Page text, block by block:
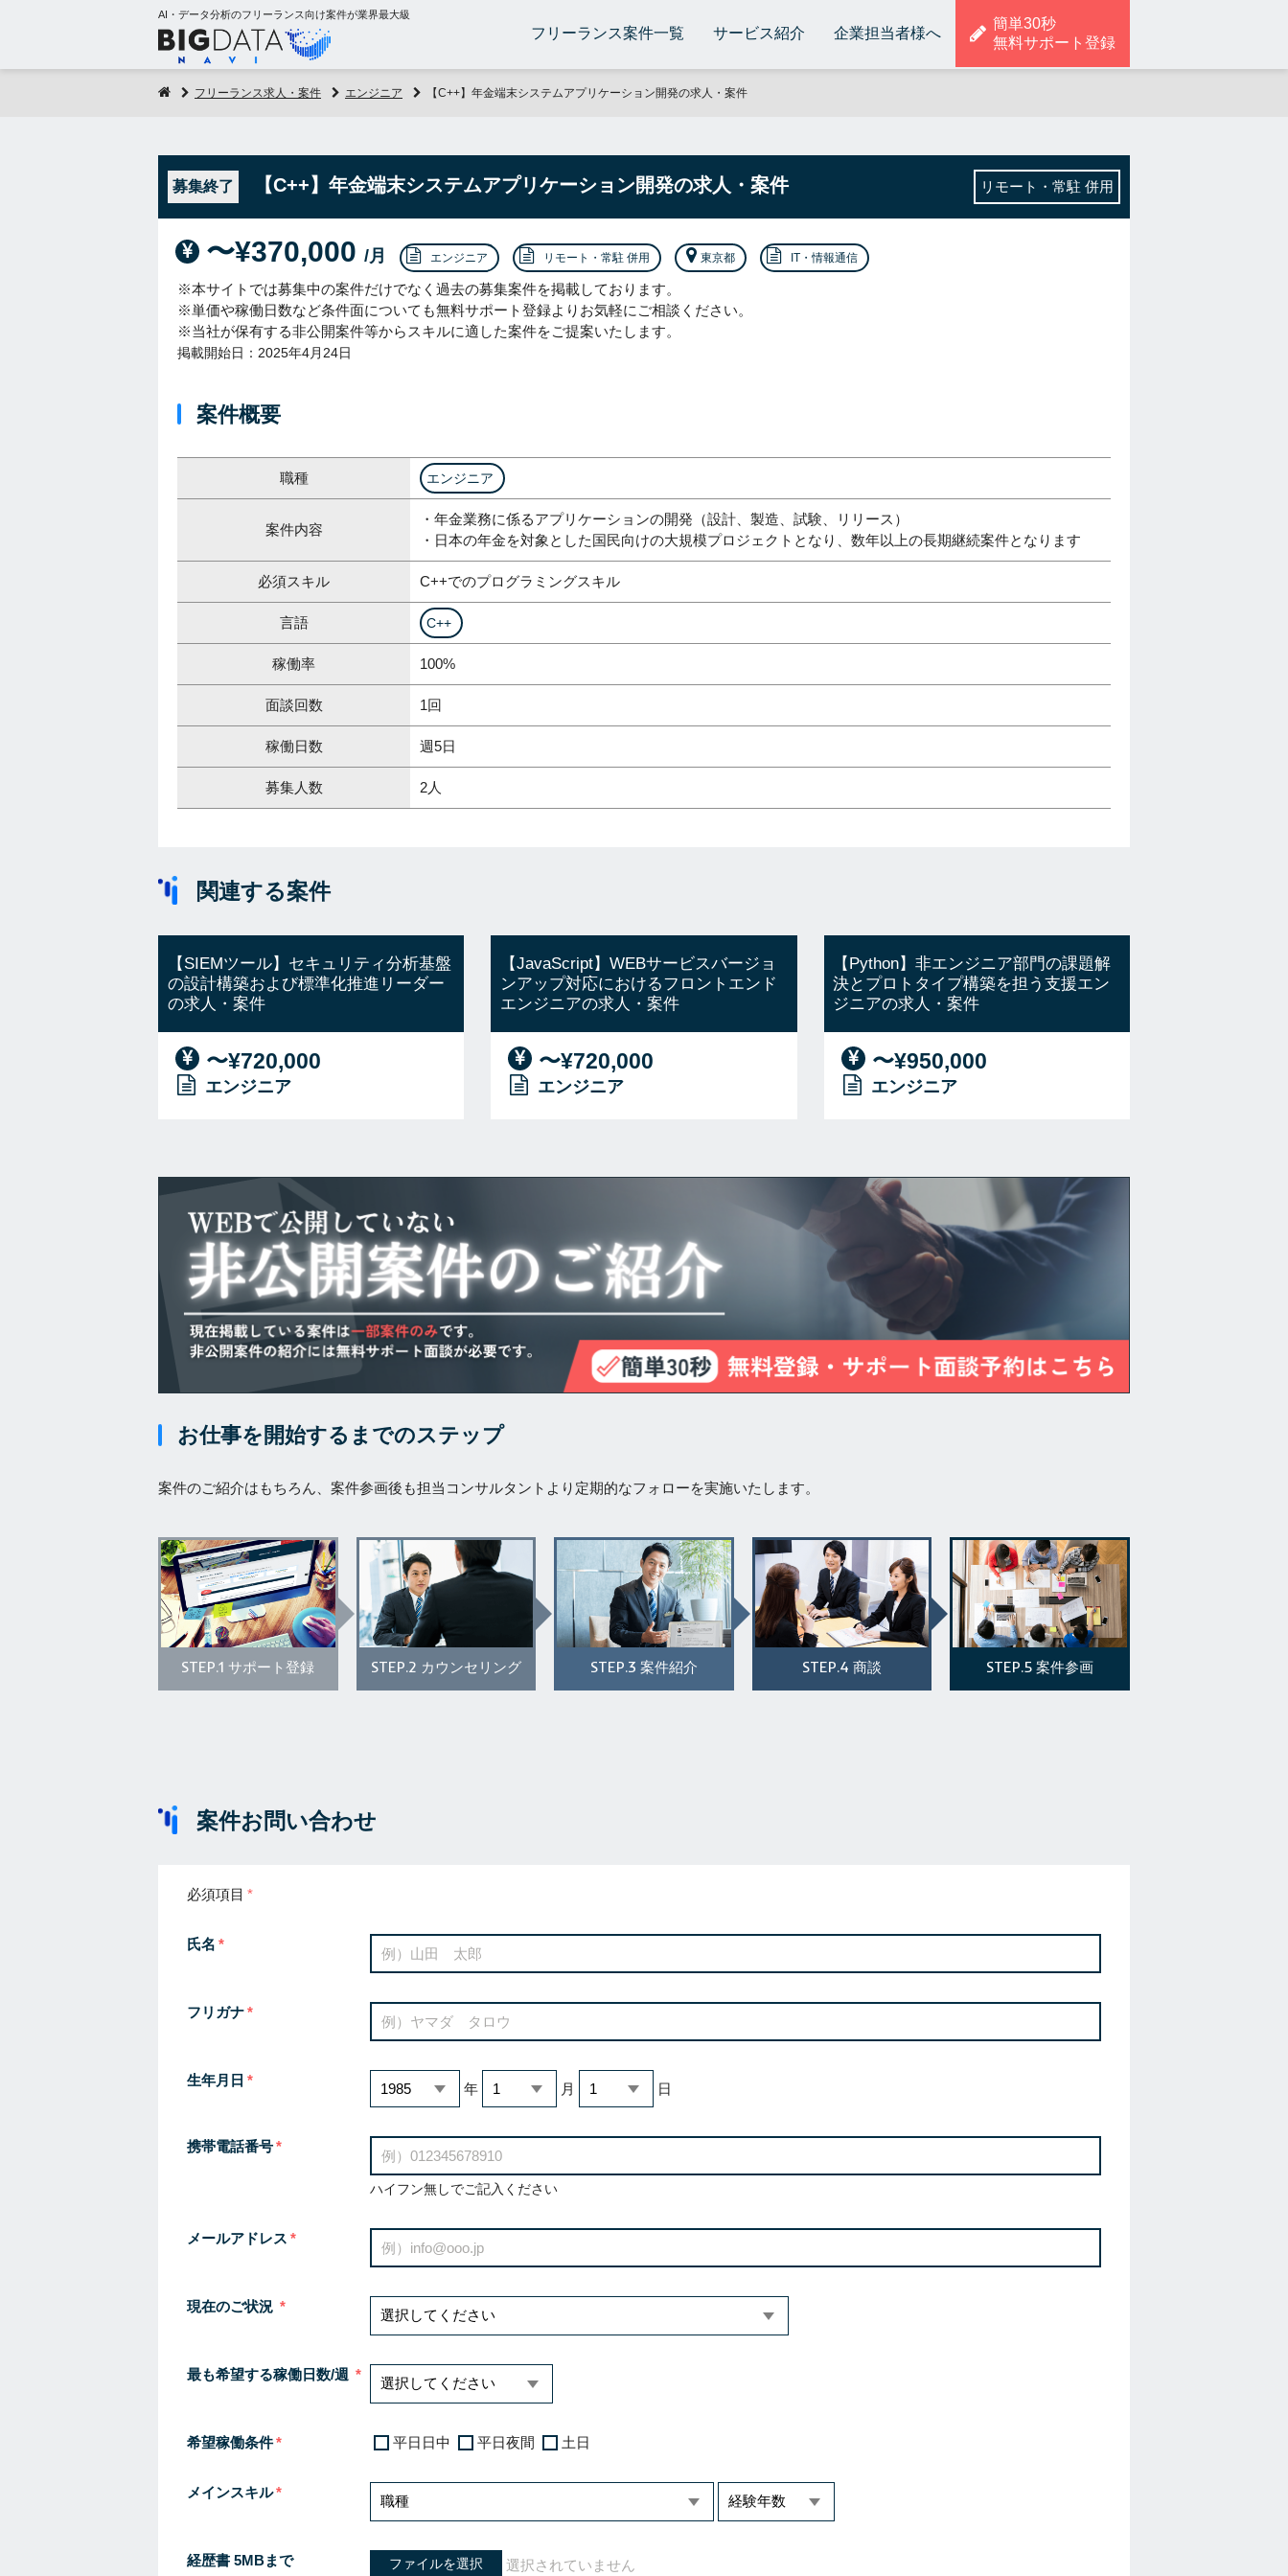
AI・データ分析のフリーランス向け案件が業界最大級
フリーランス案件一覧 サービス紹介 企業担当者様へ
簡単30秒
無料サポート登録
フリーランス求人・案件 エンジニア 【C++】年金端末システムアプリケーション開発の求人・案件
募集終了 【C++】年金端末システムアプリケーション開発の求人・案件 リモート・常駐 併用
〜¥370,000 /月 エンジニア リモート・常駐 併用 東京都 IT・情報通信
※本サイトでは募集中の案件だけでなく過去の募集案件を掲載しております。
※単価や稼働日数など条件面についても無料サポート登録よりお気軽にご相談ください。
※当社が保有する非公開案件等からスキルに適した案件をご提案いたします。
掲載開始日：2025年4月24日
案件概要
職種 エンジニア
案件内容
・年金業務に係るアプリケーションの開発（設計、製造、試験、リリース）
・日本の年金を対象とした国民向けの大規模プロジェクトとなり、数年以上の長期継続案件となります
必須スキル C++でのプログラミングスキル
言語 C++
稼働率 100%
面談回数 1回
稼働日数 週5日
募集人数 2人
関連する案件
【SIEMツール】セキュリティ分析基盤
の設計構築および標準化推進リーダー
の求人・案件
〜¥720,000
エンジニア
【JavaScript】WEBサービスバージョ
ンアップ対応におけるフロントエンド
エンジニアの求人・案件
〜¥720,000
エンジニア
【Python】非エンジニア部門の課題解
決とプロトタイプ構築を担う支援エン
ジニアの求人・案件
〜¥950,000
エンジニア
お仕事を開始するまでのステップ
案件のご紹介はもちろん、案件参画後も担当コンサルタントより定期的なフォローを実施いたします。
STEP.1 サポート登録 STEP.2 カウンセリング STEP.3 案件紹介 STEP.4 商談 STEP.5 案件参画
案件お問い合わせ
必須項目
氏名
フリガナ
生年月日
年 月 日
携帯電話番号
ハイフン無しでご記入ください
メールアドレス
現在のご状況
最も希望する稼働日数/週
希望稼働条件 平日日中 平日夜間 土日
メインスキル
経歴書 5MBまで ファイルを選択